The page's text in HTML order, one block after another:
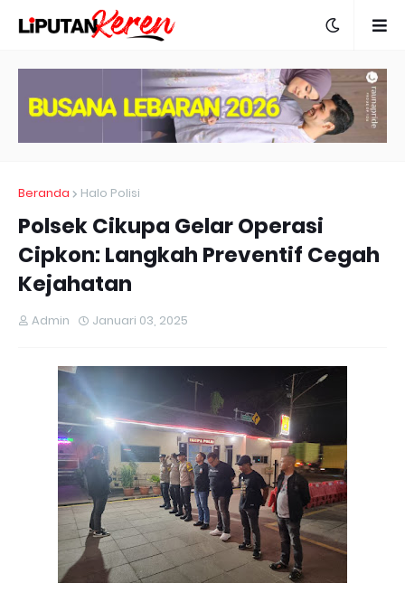
Beranda Halo Polisi
Polsek Cikupa Gelar Operasi
Cipkon: Langkah Preventif Cegah
Kejahatan
Admin Januari 03, 2025